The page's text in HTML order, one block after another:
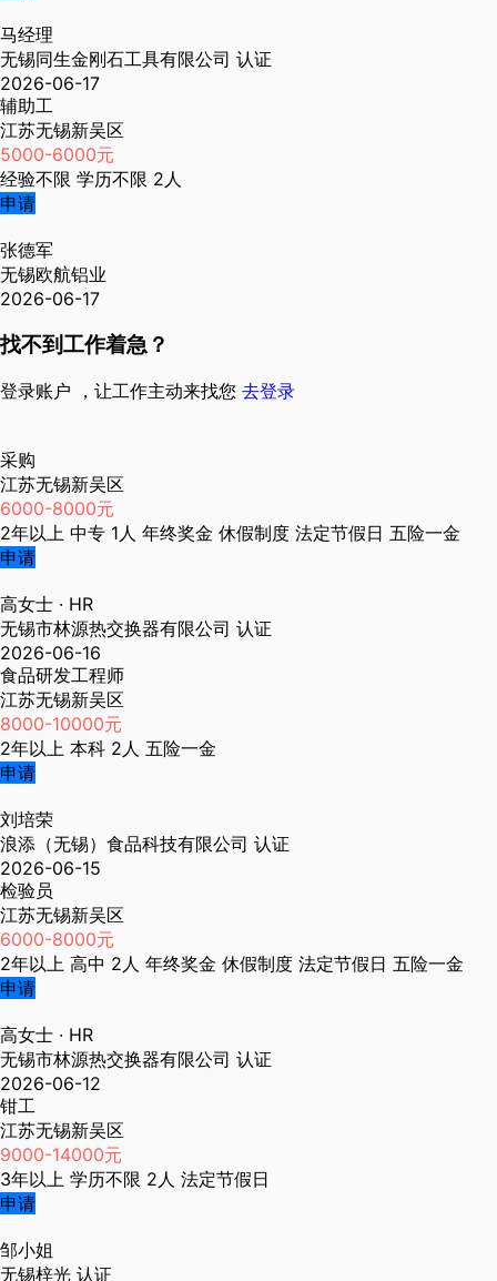
马经理
无锡同生金刚石工具有限公司 认证
2026-06-17
辅助工
江苏无锡新吴区
5000-6000元
经验不限 学历不限 2人
申请
张德军
无锡欧航铝业
2026-06-17
找不到工作着急？
登录账户 ，让工作主动来找您 去登录
采购
江苏无锡新吴区
6000-8000元
2年以上 中专 1人 年终奖金 休假制度 法定节假日 五险一金
申请
高女士 · HR
无锡市林源热交换器有限公司 认证
2026-06-16
食品研发工程师
江苏无锡新吴区
8000-10000元
2年以上 本科 2人 五险一金
申请
刘培荣
浪添（无锡）食品科技有限公司 认证
2026-06-15
检验员
江苏无锡新吴区
6000-8000元
2年以上 高中 2人 年终奖金 休假制度 法定节假日 五险一金
申请
高女士 · HR
无锡市林源热交换器有限公司 认证
2026-06-12
钳工
江苏无锡新吴区
9000-14000元
3年以上 学历不限 2人 法定节假日
申请
邹小姐
无锡梓光 认证